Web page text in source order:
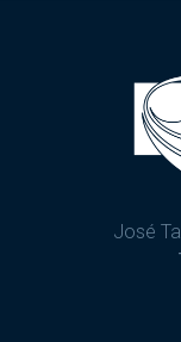
José